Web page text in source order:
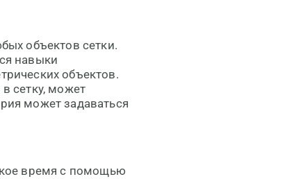
объектов сетки.
навыки
объектов.
сетку, может
может задаваться
время с помощью